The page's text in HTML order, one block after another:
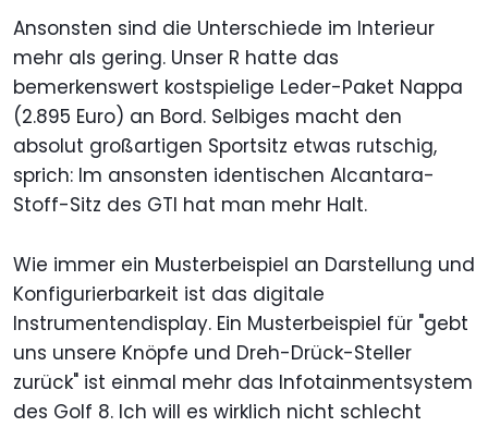
Ansonsten sind die Unterschiede im Interieur
mehr als gering. Unser R hatte das
bemerkenswert kostspielige Leder-Paket Nappa
(2.895 Euro) an Bord. Selbiges macht den
absolut großartigen Sportsitz etwas rutschig,
sprich: Im ansonsten identischen Alcantara-
Stoff-Sitz des GTI hat man mehr Halt.
Wie immer ein Musterbeispiel an Darstellung und
Konfigurierbarkeit ist das digitale
Instrumentendisplay. Ein Musterbeispiel für "gebt
uns unsere Knöpfe und Dreh-Drück-Steller
zurück" ist einmal mehr das Infotainmentsystem
des Golf 8. Ich will es wirklich nicht schlecht